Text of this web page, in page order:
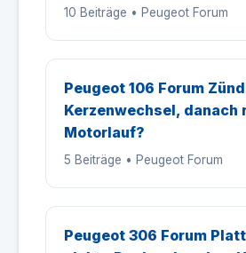
10 Beiträge • Peugeot Forum
Peugeot 106 Forum
Kerzenwechsel, danach
Motorlauf?
5 Beiträge • Peugeot Forum
Peugeot 306 Forum